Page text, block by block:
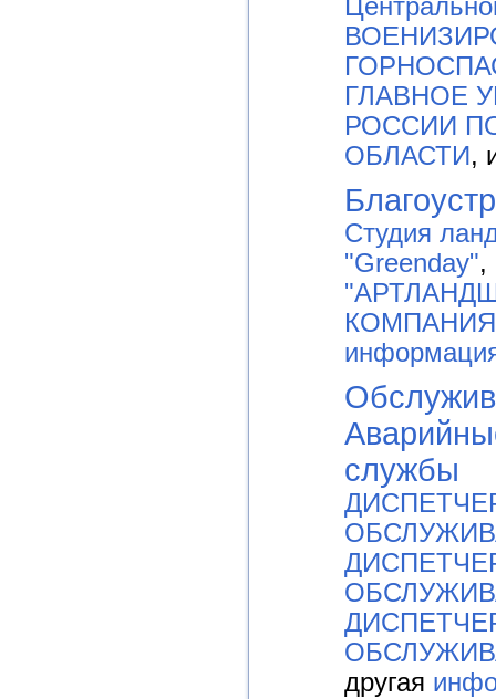
ГЛАВНОЕ
РОССИИ
ОБЛАСТИ,
Студия
"Greenday",
службы
другая